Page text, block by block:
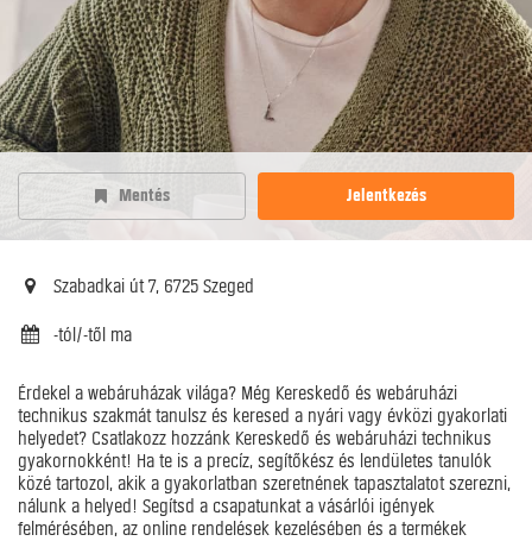
Mentés Jelentkezés
Szabadkai út 7, 6725 Szeged
-tól/-től ma
Érdekel a webáruházak világa? Még Kereskedő és webáruházi
technikus szakmát tanulsz és keresed a nyári vagy évközi gyakorlati
helyedet? Csatlakozz hozzánk Kereskedő és webáruházi technikus
gyakornokként! Ha te is a precíz, segítőkész és lendületes tanulók
közé tartozol, akik a gyakorlatban szeretnének tapasztalatot szerezni,
nálunk a helyed! Segítsd a csapatunkat a vásárlói igények
felmérésében, az online rendelések kezelésében és a termékek